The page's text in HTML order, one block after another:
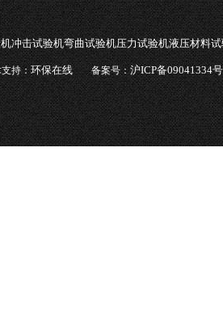
冲击试验机弯曲试验机压力试验机液压材料
持：环保在线 备案号：沪ICP备09041334